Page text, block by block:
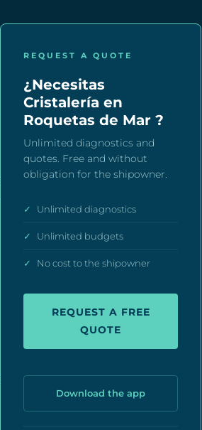
REQUEST A QUOTE
¿Necesitas
Cristalería en
Roquetas de Mar ?
Unlimited diagnostics and
quotes. Free and without
obligation for the shipowner.
✓ Unlimited diagnostics
✓ Unlimited budgets
✓ No cost to the shipowner
REQUEST A FREE
QUOTE
Download the app